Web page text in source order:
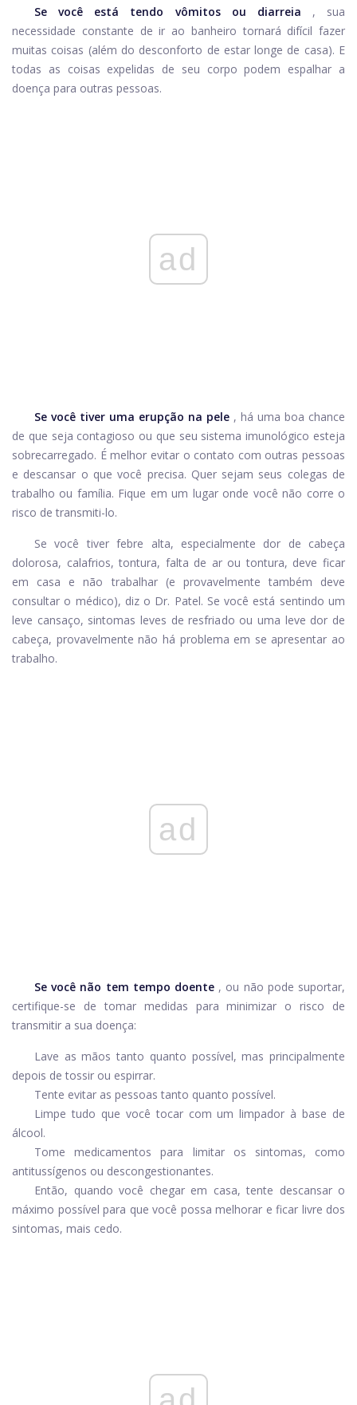
Se você está tendo vômitos ou diarreia
, sua
necessidade constante de ir ao banheiro tornará difícil fazer
muitas coisas (além do desconforto de estar longe de casa). E
todas as coisas expelidas de seu corpo podem espalhar a
doença para outras pessoas.
ad
Se você tiver uma erupção na pele , há uma boa chance
de que seja contagioso ou que seu sistema imunológico esteja
sobrecarregado. É melhor evitar o contato com outras pessoas
e descansar o que você precisa. Quer sejam seus colegas de
trabalho ou família. Fique em um lugar onde você não corre o
risco de transmiti-lo.
Se você tiver febre alta, especialmente dor de cabeça
dolorosa, calafrios, tontura, falta de ar ou tontura, deve ficar
em casa e não trabalhar (e provavelmente também deve
consultar o médico), diz o Dr. Patel. Se você está sentindo um
leve cansaço, sintomas leves de resfriado ou uma leve dor de
cabeça, provavelmente não há problema em se apresentar ao
trabalho.
ad
Se você não tem tempo doente , ou não pode suportar,
certifique-se de tomar medidas para minimizar o risco de
transmitir a sua doença:
Lave as mãos tanto quanto possível, mas principalmente
depois de tossir ou espirrar.
Tente evitar as pessoas tanto quanto possível.
Limpe tudo que você tocar com um limpador à base de
álcool.
Tome medicamentos para limitar os sintomas, como
antitussígenos ou descongestionantes.
Então, quando você chegar em casa, tente descansar o
máximo possível para que você possa melhorar e ficar livre dos
sintomas, mais cedo.